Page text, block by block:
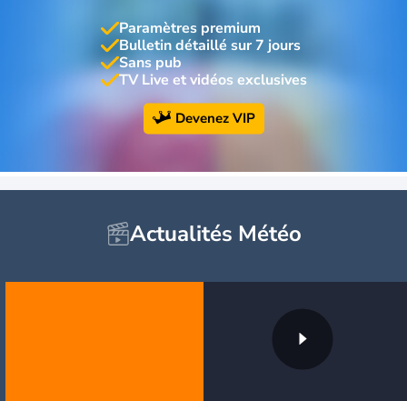
Paramètres premium
Bulletin détaillé sur 7 jours
Sans pub
TV Live et vidéos exclusives
Devenez VIP
Actualités Météo